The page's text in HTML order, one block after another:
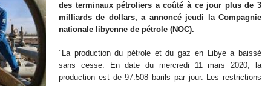
des terminaux pétroliers a coûté à ce jour plus de 3
milliards de dollars, a annoncé jeudi la Compagnie
nationale libyenne de pétrole (NOC).
"La production du pétrole et du gaz en Libye a baissé
sans cesse. En date du mercredi 11 mars 2020, la
production est de 97.508 barils par jour. Les restrictions